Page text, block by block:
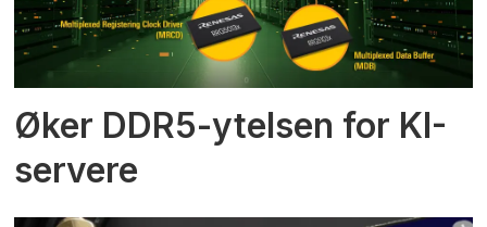
Øker DDR5-ytelsen for KI-
servere